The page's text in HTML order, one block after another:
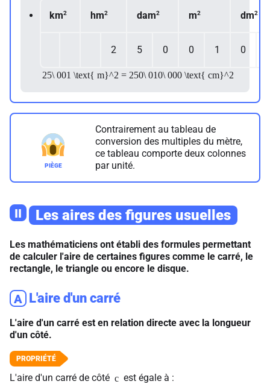
km2 hm2 dam2 m2 dm2
2 5 0 0 1 0
25\ 001 \text{ m}^2 = 250\ 010\ 000 \text{ cm}^2
Contrairement au tableau de
conversion des multiples du mètre,
ce tableau comporte deux colonnes
par unité.
II Les aires des figures usuelles
Les mathématiciens ont établi des formules permettant
de calculer l'aire de certaines figures comme le carré, le
rectangle, le triangle ou encore le disque.
A L'aire d'un carré
L'aire d'un carré est en relation directe avec la longueur
d'un côté.
L'aire d'un carré de côté c est égale à :